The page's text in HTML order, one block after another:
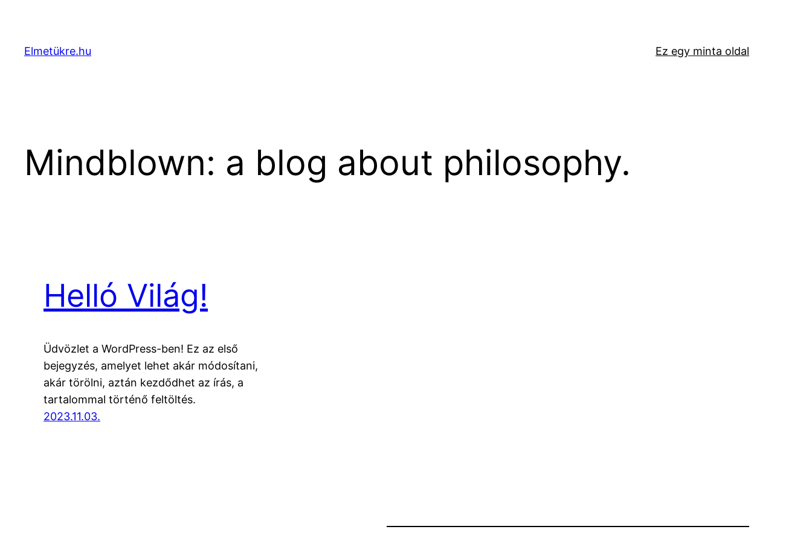
tartalomhoz
Elmetükre.hu Ez egy minta oldal
Mindblown: a blog about philosophy.
Helló Világ!
Üdvözlet a WordPress-ben! Ez az első
bejegyzés, amelyet lehet akár módosítani,
akár törölni, aztán kezdődhet az írás, a
tartalommal történő feltöltés.
2023.11.03.